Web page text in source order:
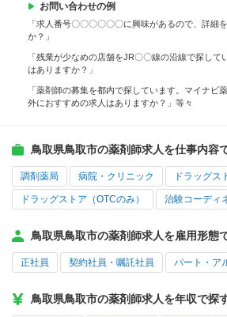
お問い合わせの例
「求人番号〇〇〇〇〇〇に興味があるので、詳細
か？」
「残業が少なめの店舗をJR〇〇線の沿線で探して
はありますか？」
「薬剤師の募集を都内で探しています。マイナビ
外におすすめの求人はありますか？」等々
鳥取県鳥取市の薬剤師求人を仕事内容
調剤薬局 病院・クリニック ドラッグス
ドラッグストア（OTCのみ） 治験コーディ
鳥取県鳥取市の薬剤師求人を雇用形態
正社員 契約社員・嘱託社員 パート・ア
鳥取県鳥取市の薬剤師求人を年収で探